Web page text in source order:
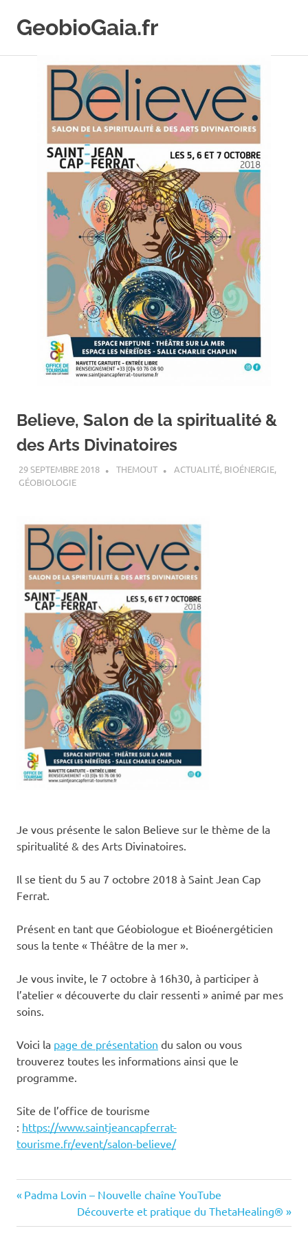
GeobioGaia.fr
Believe, Salon de la spiritualité &
des Arts Divinatoires
29 SEPTEMBRE 2018 THEMOUT ACTUALITÉ, BIOÉNERGIE,
GÉOBIOLOGIE
Je vous présente le salon Believe sur le thème de la
spiritualité & des Arts Divinatoires.
Il se tient du 5 au 7 octobre 2018 à Saint Jean Cap
Ferrat.
Présent en tant que Géobiologue et Bioénergéticien
sous la tente « Théâtre de la mer ».
Je vous invite, le 7 octobre à 16h30, à participer à
l’atelier « découverte du clair ressenti » animé par mes
soins.
Voici la page de présentation du salon ou vous
trouverez toutes les informations ainsi que le
programme.
Site de l’office de tourisme
: https://www.saintjeancapferrat-
tourisme.fr/event/salon-believe/
Navigation
de
Previous
Padma Lovin – Nouvelle chaîne YouTube
Next
Post:
Découverte et pratique du ThetaHealing®